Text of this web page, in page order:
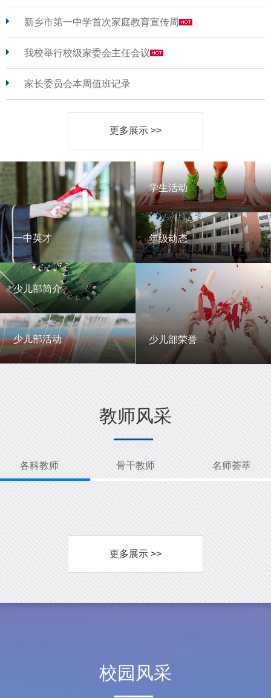
新乡市第一中学首次家庭教育宣传周
我校举行校级家委会主任会议
家长委员会本周值班记录
更多展示 >>
一中英才
一中英才
少儿部简介
少儿部简介
少儿部活动
少儿部活动
学生活动
学生活动
年级动态
年级动态
少儿部荣誉
少儿部荣誉
教师风采
各科教师 骨干教师 名师荟萃
更多展示 >>
校园风采